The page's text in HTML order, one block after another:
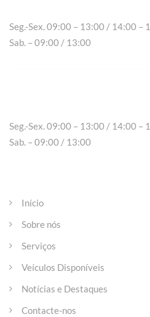
Seg.-Sex. 09:00 – 13:00 / 14:00 –
Sab. – 09:00 / 13:00
Seg.-Sex. 09:00 – 13:00 / 14:00 –
Sab. – 09:00 / 13:00
Início
Sobre nós
Serviços
Veículos Disponíveis
Notícias e Destaques
Contacte-nos